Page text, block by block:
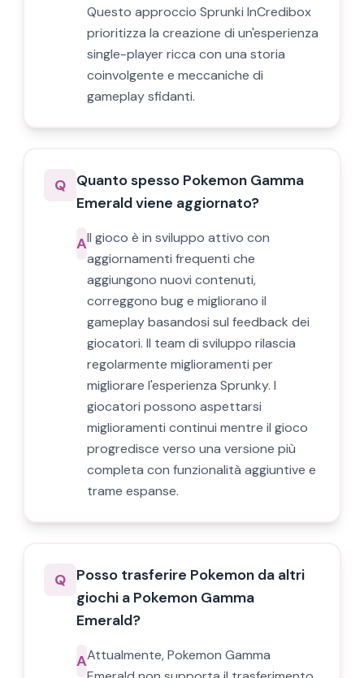
Questo approccio Sprunki InCredibox
prioritizza la creazione di un'esperienza
single-player ricca con una storia
coinvolgente e meccaniche di
gameplay sfidanti.
Q Quanto spesso Pokemon Gamma
Emerald viene aggiornato?
AIl gioco è in sviluppo attivo con
aggiornamenti frequenti che
aggiungono nuovi contenuti,
correggono bug e migliorano il
gameplay basandosi sul feedback dei
giocatori. Il team di sviluppo rilascia
regolarmente miglioramenti per
migliorare l'esperienza Sprunky. I
giocatori possono aspettarsi
miglioramenti continui mentre il gioco
progredisce verso una versione più
completa con funzionalità aggiuntive e
trame espanse.
Q Posso trasferire Pokemon da altri
giochi a Pokemon Gamma
Emerald?
AAttualmente, Pokemon Gamma